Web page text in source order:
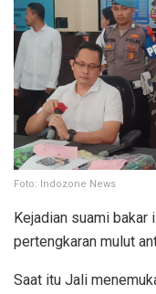
Foto: Indozone News
Kejadian suami
pertengkaran mulut
Saat itu Jali